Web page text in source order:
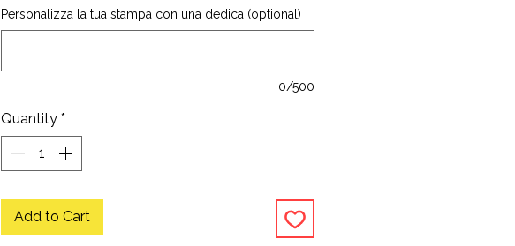
Personalizza la tua stampa con una dedica (optional)
0/500
Quantity *
Add to Cart